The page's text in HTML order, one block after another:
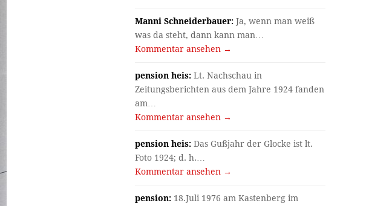
Manni Schneiderbauer: Ja, wenn man weiß
was da steht, dann kann man…
Kommentar ansehen →
pension heis: Lt. Nachschau in
Zeitungsberichten aus dem Jahre 1924 fanden
am…
Kommentar ansehen →
pension heis: Das Gußjahr der Glocke ist lt.
Foto 1924; d. h.…
Kommentar ansehen →
pension: 18.Juli 1976 am Kastenberg im